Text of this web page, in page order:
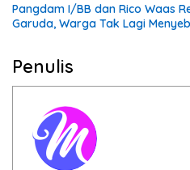
Pangdam I/BB dan Rico Waas
Garuda, Warga Tak Lagi
Penulis